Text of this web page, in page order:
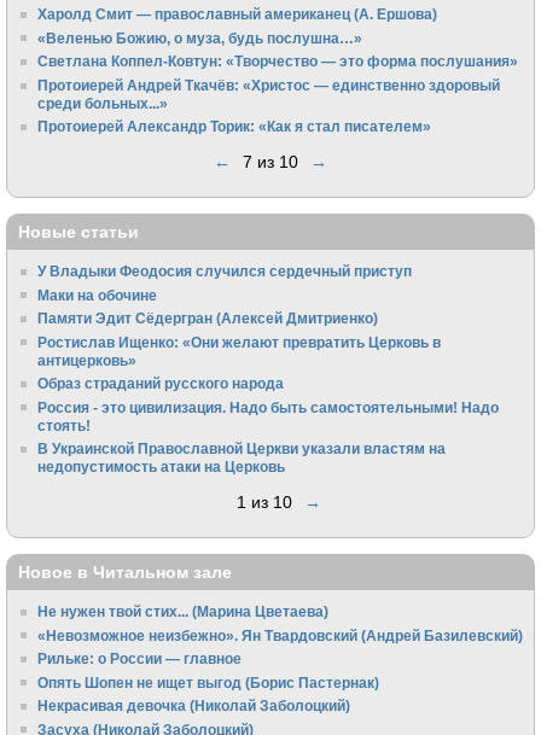
Харолд Смит — православный американец (А. Ершова)
«Веленью Божию, о муза, будь послушна…»
Светлана Коппел-Ковтун: «Творчество — это форма послушания»
Протоиерей Андрей Ткачёв: «Христос — единственно здоровый
среди больных...»
Протоиерей Александр Торик: «Как я стал писателем»
← 7 из 10 →
Новые статьи
У Владыки Феодосия случился сердечный приступ
Маки на обочине
Памяти Эдит Сёдергран (Алексей Дмитриенко)
Ростислав Ищенко: «Они желают превратить Церковь в
антицерковь»
Образ страданий русского народа
Россия - это цивилизация. Надо быть самостоятельными! Надо
стоять!
В Украинской Православной Церкви указали властям на
недопустимость атаки на Церковь
1 из 10 →
Новое в Читальном зале
Не нужен твой стих... (Марина Цветаева)
«Невозможное неизбежно». Ян Твардовский (Андрей Базилевский)
Рильке: о России — главное
Опять Шопен не ищет выгод (Борис Пастернак)
Некрасивая девочка (Николай Заболоцкий)
Засуха (Николай Заболоцкий)